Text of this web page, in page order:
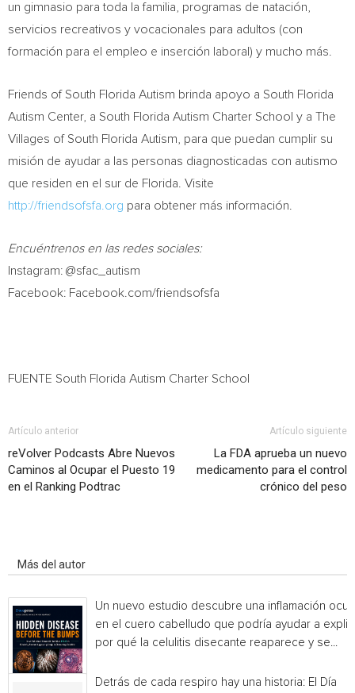
un gimnasio para toda la familia, programas de natación,
servicios recreativos y vocacionales para adultos (con
formación para el empleo e inserción laboral) y mucho más.
Friends of South Florida Autism brinda apoyo a South Florida
Autism Center, a South Florida Autism Charter School y a The
Villages of South Florida Autism, para que puedan cumplir su
misión de ayudar a las personas diagnosticadas con autismo
que residen en el sur de Florida . Visite
http://friendsofsfa.org para obtener más información.
Encuéntrenos en las redes sociales:
Instagram: @sfac_autism
Facebook: Facebook.com/friendsofsfa
FUENTE South Florida Autism Charter School
Artículo anterior
reVolver Podcasts Abre Nuevos
Caminos al Ocupar el Puesto 19
en el Ranking Podtrac
Artículo siguiente
La FDA aprueba un nuevo
medicamento para el control
crónico del peso
Más del autor
Un nuevo estudio descubre una inflamación
en el cuero cabelludo que podría ayudar a
por qué la celulitis disecante reaparece y se...
Detrás de cada respiro hay una historia: El Día